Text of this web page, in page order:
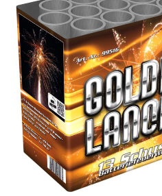
Hochzeit,
Alle anzeigen
Feuerschriften
Indoor-Fontänen
Herz- und Konfetti-
Wunderkerzen,
Tischfeuerwerk
Silvestergießen
Dekoration,
Scherzartikel